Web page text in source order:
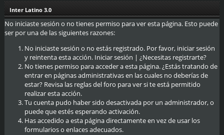
Inter Latino 3.0
No iniciaste sesión o no tienes permiso para ver esta página. Esto puede
ser por una de las siguientes razones:
No iniciaste sesión o no estás registrado. Por favor, iniciar sesión
y reintenta esta acción. Iniciar sesión | ¿Necesitas registrarte?
No tienes permiso para acceder a esta página. ¿Estás tratando de
entrar en páginas administrativas en las cuales no deberías de
estar? Revisa las reglas del foro para ver si te está permitido
realizar esta acción.
Tu cuenta pudo haber sido desactivada por un administrador, o
puede que estés esperando activación.
Has accedido a esta página directamente en vez de usar los
formularios o enlaces adecuados.